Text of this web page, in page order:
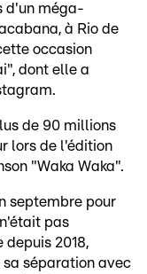
d'un méga-
à Rio de
occasion
dont elle a
de 90 millions
lors de l'édition
"Waka Waka".
septembre pour
pas
depuis 2018,
séparation avec